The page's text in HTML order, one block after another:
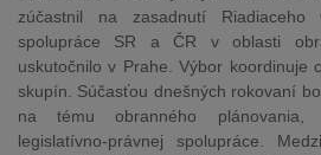
zúčastnil na zasadnutí Riadiaceho
spolupráce SR a ČR v oblasti
uskutočnilo v Prahe. Výbor koordinuje
skupín. Súčasťou dnešných rokovaní
na tému obranného plánovania,
legislatívno-právnej spolupráce.